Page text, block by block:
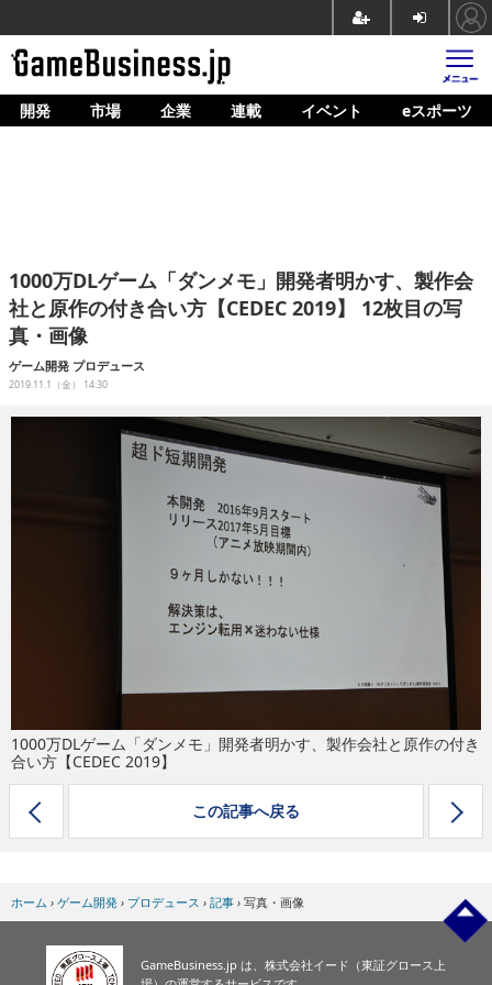
ホーム
企業動向
人材育成
産業政策
開発 市場 企業 連載 イベント eスポーツ
1000万DLゲーム「ダンメモ」開発者明かす、製作会
社と原作の付き合い方【CEDEC 2019】 12枚目の写
真・画像
ゲーム開発 プロデュース
2019.11.1（金） 14:30
1000万DLゲーム「ダンメモ」開発者明かす、製作会社と原作の付き
合い方【CEDEC 2019】
この記事へ戻る
ホーム › ゲーム開発 › プロデュース › 記事 › 写真・画像
GameBusiness.jp は、株式会社イード（東証グロース上